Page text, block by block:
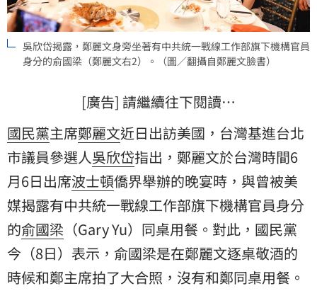
吳欣岱揭露，鄭麗文身旁坐著有中共統一戰線工作部旗下機構官員
身分的俞國梁（鄭麗文右2）。（圖／翻攝自鄭麗文 臉書）
[廣告] 請繼續往下閱讀…
國民黨主席鄭麗文近日出訪美國，台灣基進台北
市議員參選人吳欣岱指出，鄭麗文於台灣時間6
月6日出席波士頓僑界舉辦的晚宴時，與曾被美
媒揭露有中共統一戰線工作部旗下機構官員身分
的俞國梁 （Gary Yu）同桌用餐。對此，國民黨
今（8日）表示，俞國梁是在鄭麗文逐桌敬酒的
時候和鄭主席拍了大合照，沒有和鄭同桌用餐。